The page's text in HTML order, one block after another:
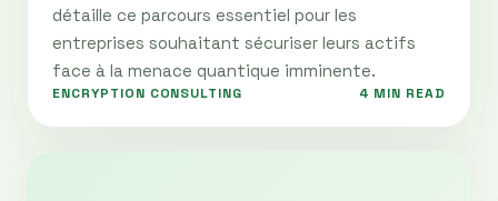
détaille ce parcours essentiel pour les
entreprises souhaitant sécuriser leurs actifs
face à la menace quantique imminente.
ENCRYPTION CONSULTING 4 MIN READ